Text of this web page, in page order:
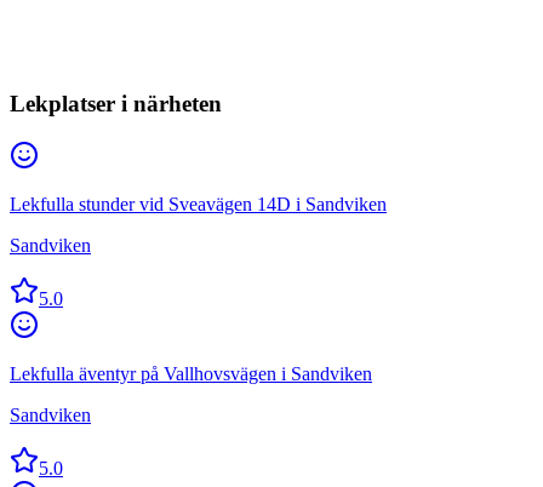
Lekplatser i närheten
Lekfulla stunder vid Sveavägen 14D i Sandviken
Sandviken
5.0
Lekfulla äventyr på Vallhovsvägen i Sandviken
Sandviken
5.0